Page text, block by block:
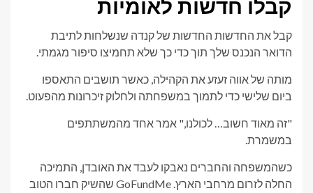
קבלו חדשות לאומיות
קבל את החדשות החדשות של קנדה שנשלחות לתיבת
הדואר הנכנס שלך תוך כדי כך שלא תחמיצו סיפור מגמתי.
מותה של אווה זעזע את הקהילה, כאשר תושבים התאספו
ביום שלישי כדי לתמוך במשפחתה ולחלוק זיכרונות מהפעוט.
"זה מאוד חשוב… לכולנו," אמר אחד מהמשתתפים
במשמרת.
כשהמשפחה והחברים נאבקו לעבד את האובדן, התמיכה
החלה לזרום מרחבי הארץ. GoFundMe שהשיק חברו הטוב